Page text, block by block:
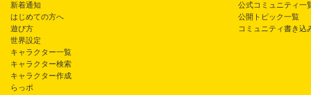
新着通知
はじめての方へ
遊び方
世界設定
キャラクター一覧
キャラクター検索
キャラクター作成
らっポ
公式コミュニティ一
公開トピック一覧
コミュニティ書き込